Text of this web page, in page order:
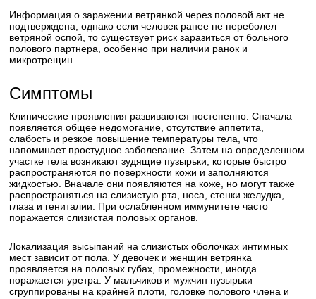
Информация о заражении ветрянкой через половой акт не
подтверждена, однако если человек ранее не переболел
ветряной оспой, то существует риск заразиться от больного
полового партнера, особенно при наличии ранок и
микротрещин.
Симптомы
Клинические проявления развиваются постепенно. Сначала
появляется общее недомогание, отсутствие аппетита,
слабость и резкое повышение температуры тела, что
напоминает простудное заболевание. Затем на определенном
участке тела возникают зудящие пузырьки, которые быстро
распространяются по поверхности кожи и заполняются
жидкостью. Вначале они появляются на коже, но могут также
распространяться на слизистую рта, носа, стенки желудка,
глаза и гениталии. При ослабленном иммунитете часто
поражается слизистая половых органов.
Локализация высыпаний на слизистых оболочках интимных
мест зависит от пола. У девочек и женщин ветрянка
проявляется на половых губах, промежности, иногда
поражается уретра. У мальчиков и мужчин пузырьки
сгруппированы на крайней плоти, головке полового члена и